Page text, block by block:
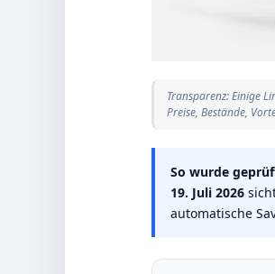
Transparenz: Einige
Preise, Bestände,
So wurde
19. Juli 2026
automatische